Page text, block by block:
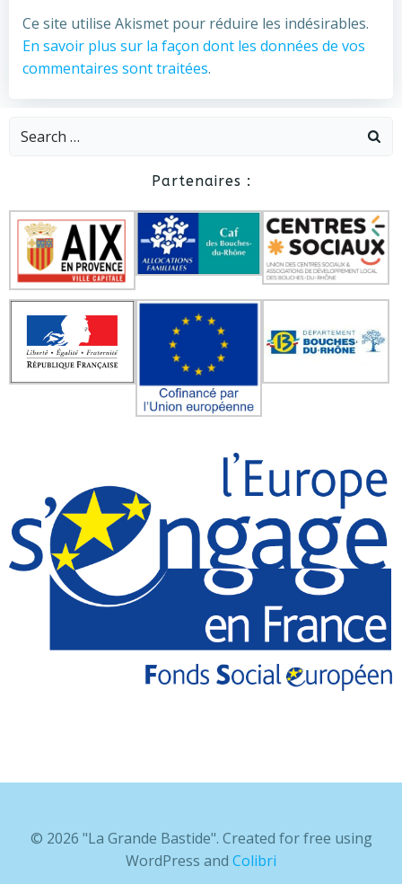
Ce site utilise Akismet pour réduire les indésirables.
En savoir plus sur la façon dont les données de vos
commentaires sont traitées.
Search
Partenaires :
© 2026 "La Grande Bastide". Created for free using
WordPress and Colibri